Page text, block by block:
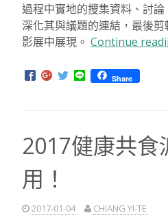
過程中實地的搜集資料、討
深化其與議題的連結，最後
影展中展現。 Continue
Share
2017健康共食
用！
2017-01-04 CHIANG YI-TE